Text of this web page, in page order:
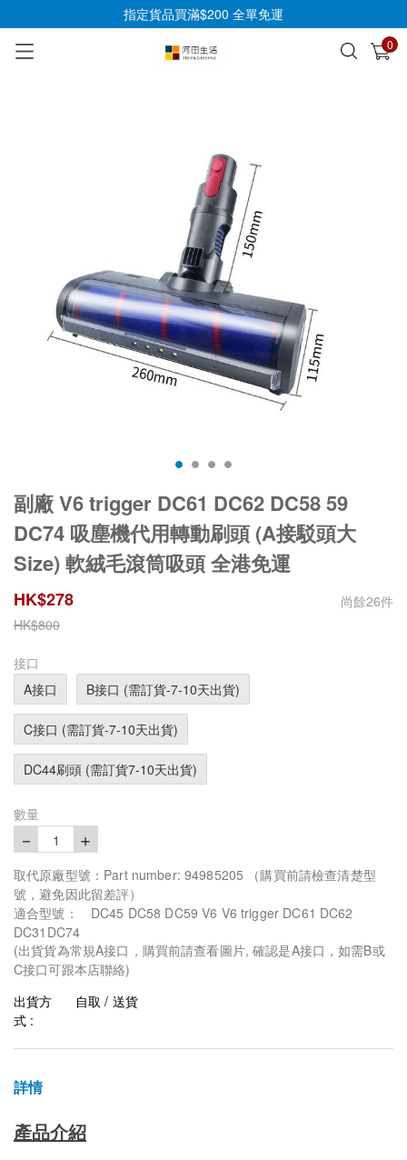
指定貨品買滿$200 全單免運
0
已加入購物車 查看
副廠 V6 trigger DC61 DC62 DC58 59
DC74 吸塵機代用轉動刷頭 (A接駁頭大
Size) 軟絨毛滾筒吸頭 全港免運
HK$278 尚餘26件
HK$800
接口
A接口
B接口 (需訂貨-7-10天出貨)
C接口 (需訂貨-7-10天出貨)
DC44刷頭 (需訂貨7-10天出貨)
數量
－ 1 ＋
取代原廠型號：Part number: 94985205 （購買前請檢查清楚型
號，避免因此留差評）
適合型號： DC45 DC58 DC59 V6 V6 trigger DC61 DC62
DC31DC74
(出貨貨為常規A接口，購買前請查看圖片, 確認是A接口，如需B或
C接口可跟本店聯絡)
出貨方
式 :
自取 / 送貨
詳情
產品介紹